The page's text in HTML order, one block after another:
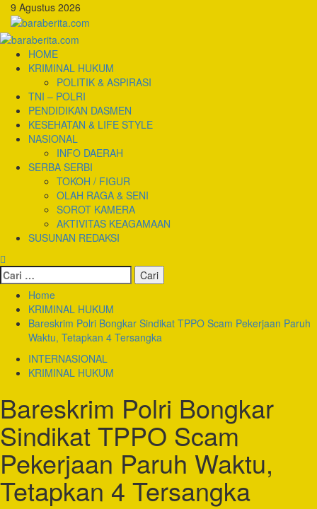
Skip
content
9 Agustus 2026
Primary
Menu
HOME
KRIMINAL HUKUM
POLITIK & ASPIRASI
TNI – POLRI
PENDIDIKAN DASMEN
KESEHATAN & LIFE STYLE
NASIONAL
INFO DAERAH
SERBA SERBI
TOKOH / FIGUR
OLAH RAGA & SENI
SOROT KAMERA
AKTIVITAS KEAGAMAAN
SUSUNAN REDAKSI
Cari
untuk:
Home
KRIMINAL HUKUM
Bareskrim Polri Bongkar Sindikat TPPO Scam Pekerjaan Paruh
Waktu, Tetapkan 4 Tersangka
INTERNASIONAL
KRIMINAL HUKUM
Bareskrim Polri Bongkar
Sindikat TPPO Scam
Pekerjaan Paruh Waktu,
Tetapkan 4 Tersangka